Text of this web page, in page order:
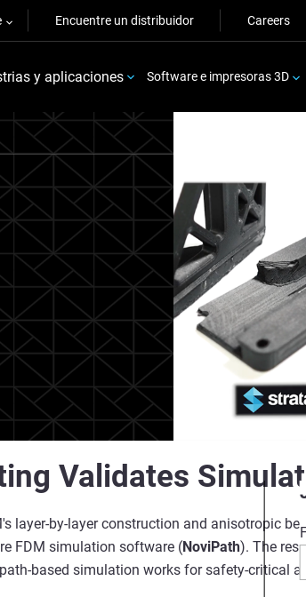
Encuentre un distribuidor Careers
y aplicaciones Software e impresoras 3D
Validates
by-layer construction and anisotropic
FDM simulation software (NoviPath). The
based simulation works for safety-critical